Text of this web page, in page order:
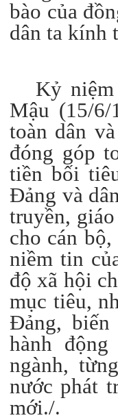
bào của
dân ta kính
Kỷ
Mậu (15/
toàn dân
đóng góp
tiền bối
Đảng và
truyền,
cho cán
niềm tin
độ xã hội
mục tiêu,
Đảng,
hành
ngành,
nước phát
mới./.